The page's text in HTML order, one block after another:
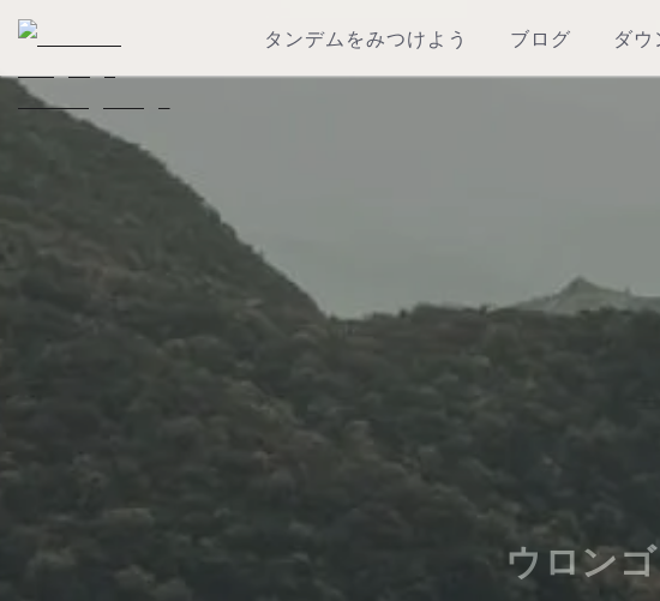
タンデムをみつけよう ブログ ダウ
ウロン